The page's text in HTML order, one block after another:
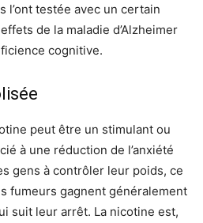
l’ont testée avec un certain
de la maladie d’Alzheimer
cognitive.
peut être un stimulant ou
à une réduction de l’anxiété
gens à contrôler leur poids, ce
fumeurs gagnent généralement
suit leur arrêt. La nicotine est,